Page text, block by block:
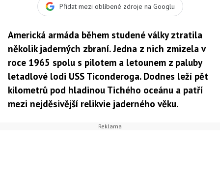
Přidat mezi oblíbené zdroje na Googlu
Americká armáda během studené války ztratila
několik jaderných zbraní. Jedna z nich zmizela v
roce 1965 spolu s pilotem a letounem z paluby
letadlové lodi USS Ticonderoga. Dodnes leží pět
kilometrů pod hladinou Tichého oceánu a patří
mezi nejděsivější relikvie jaderného věku.